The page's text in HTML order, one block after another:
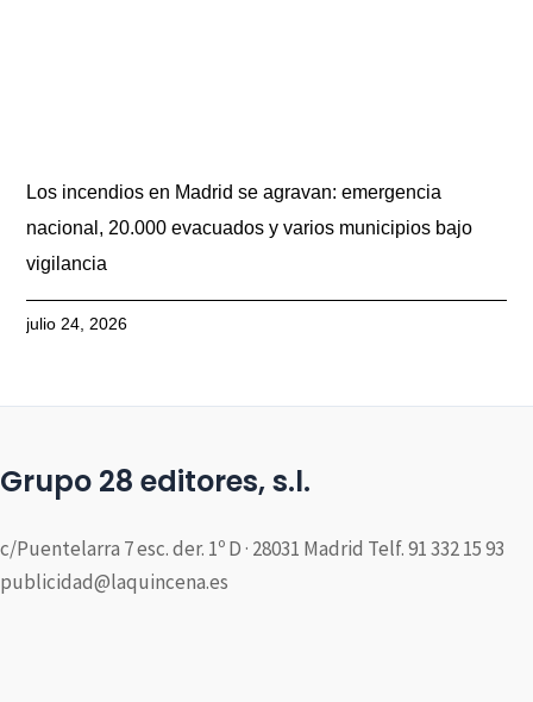
Los incendios en Madrid se agravan: emergencia
nacional, 20.000 evacuados y varios municipios bajo
vigilancia
julio 24, 2026
Grupo 28 editores, s.l.
c/Puentelarra 7 esc. der. 1º D · 28031 Madrid Telf. 91 332 15 93
publicidad@laquincena.es